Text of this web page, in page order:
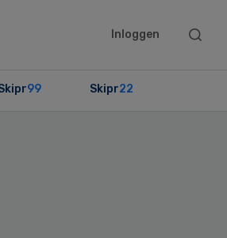
Inloggen
Search
99 Skipr22